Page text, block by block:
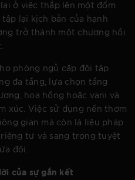
ở việc thắp lên một đốm
lại kịch bản của hạnh
trở thành một chương hồi
phòng ngủ cặp đôi tập
đa tầng, lựa chọn tầng
hoa hồng hoặc vani và
xúc. Việc sử dụng nến thơm
gian mà còn là liệu pháp
tư và sang trọng tuyệt
đôi.
của sự gắn kết